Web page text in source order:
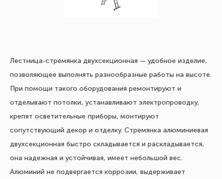
Лестница-стремянка двухсекционная — удобное изделие,
позволяющее выполнять разнообразные работы на высоте.
При помощи такого оборудования ремонтируют и
отделывают потолки, устанавливают электропроводку,
крепят осветительные приборы, монтируют
сопутствующий декор и отделку. Стремянка алюминиевая
двухсекционная быстро складывается и раскладывается,
она надежная и устойчивая, имеет небольшой вес.
Алюминий не подвергается коррозии, выдерживает